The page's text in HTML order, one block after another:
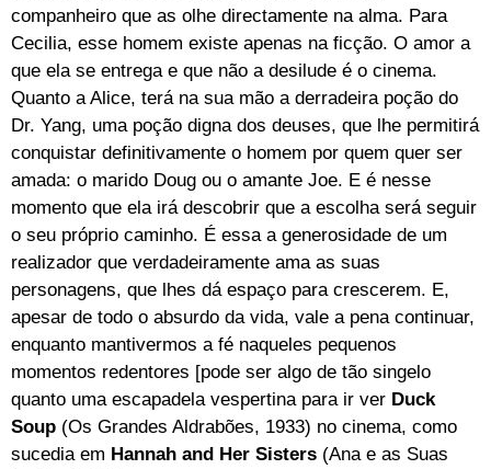
companheiro que as olhe directamente na alma. Para
Cecilia, esse homem existe apenas na ficção. O amor a
que ela se entrega e que não a desilude é o cinema.
Quanto a Alice, terá na sua mão a derradeira poção do
Dr. Yang, uma poção digna dos deuses, que lhe permitirá
conquistar definitivamente o homem por quem quer ser
amada: o marido Doug ou o amante Joe. E é nesse
momento que ela irá descobrir que a escolha será seguir
o seu próprio caminho. É essa a generosidade de um
realizador que verdadeiramente ama as suas
personagens, que lhes dá espaço para crescerem. E,
apesar de todo o absurdo da vida, vale a pena continuar,
enquanto mantivermos a fé naqueles pequenos
momentos redentores [pode ser algo de tão singelo
quanto uma escapadela vespertina para ir ver Duck
Soup (Os Grandes Aldrabões, 1933) no cinema, como
sucedia em Hannah and Her Sisters (Ana e as Suas